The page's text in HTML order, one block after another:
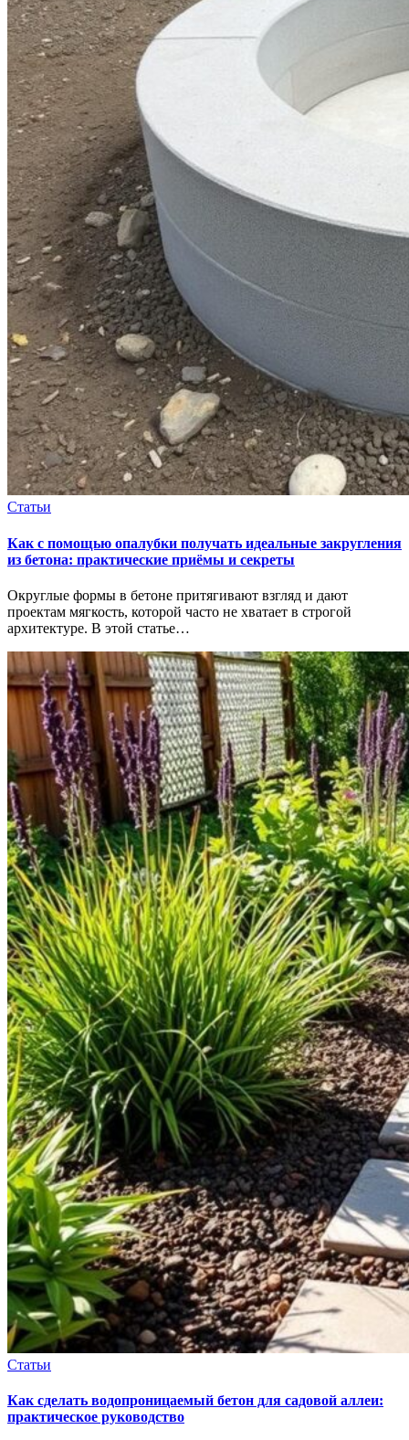
Статьи
Как с помощью опалубки получать идеальные закругления
из бетона: практические приёмы и секреты
Округлые формы в бетоне притягивают взгляд и дают
проектам мягкость, которой часто не хватает в строгой
архитектуре. В этой статье…
Статьи
Как сделать водопроницаемый бетон для садовой аллеи:
практическое руководство